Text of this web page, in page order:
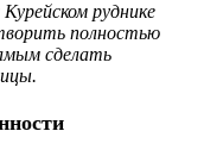
руднике
полностью
сделать